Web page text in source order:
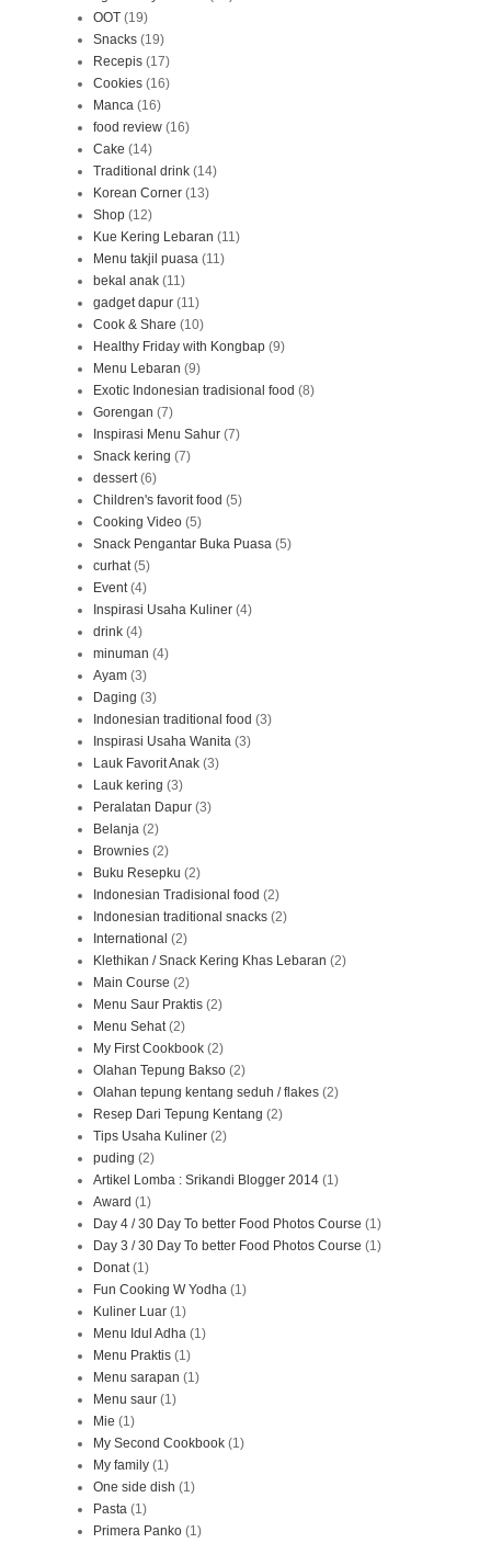
OOT (19)
Snacks (19)
Recepis (17)
Cookies (16)
Manca (16)
food review (16)
Cake (14)
Traditional drink (14)
Korean Corner (13)
Shop (12)
Kue Kering Lebaran (11)
Menu takjil puasa (11)
bekal anak (11)
gadget dapur (11)
Cook & Share (10)
Healthy Friday with Kongbap (9)
Menu Lebaran (9)
Exotic Indonesian tradisional food (8)
Gorengan (7)
Inspirasi Menu Sahur (7)
Snack kering (7)
dessert (6)
Children's favorit food (5)
Cooking Video (5)
Snack Pengantar Buka Puasa (5)
curhat (5)
Event (4)
Inspirasi Usaha Kuliner (4)
drink (4)
minuman (4)
Ayam (3)
Daging (3)
Indonesian traditional food (3)
Inspirasi Usaha Wanita (3)
Lauk Favorit Anak (3)
Lauk kering (3)
Peralatan Dapur (3)
Belanja (2)
Brownies (2)
Buku Resepku (2)
Indonesian Tradisional food (2)
Indonesian traditional snacks (2)
International (2)
Klethikan / Snack Kering Khas Lebaran (2)
Main Course (2)
Menu Saur Praktis (2)
Menu Sehat (2)
My First Cookbook (2)
Olahan Tepung Bakso (2)
Olahan tepung kentang seduh / flakes (2)
Resep Dari Tepung Kentang (2)
Tips Usaha Kuliner (2)
puding (2)
Artikel Lomba : Srikandi Blogger 2014 (1)
Award (1)
Day 4 / 30 Day To better Food Photos Course (1)
Day 3 / 30 Day To better Food Photos Course (1)
Donat (1)
Fun Cooking W Yodha (1)
Kuliner Luar (1)
Menu Idul Adha (1)
Menu Praktis (1)
Menu sarapan (1)
Menu saur (1)
Mie (1)
My Second Cookbook (1)
My family (1)
One side dish (1)
Pasta (1)
Primera Panko (1)